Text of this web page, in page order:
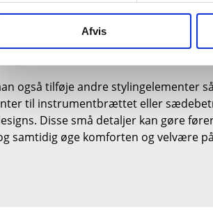
Afvis
lys, såsom WAS lygter,
æstetik. WAS lygter er kendt for deres
i forskellige farver, hvilket gør dem til et
også tilføje andre stylingelementer
til instrumentbrættet eller
Disse små detaljer kan gøre
samtidig øge komforten og velvære